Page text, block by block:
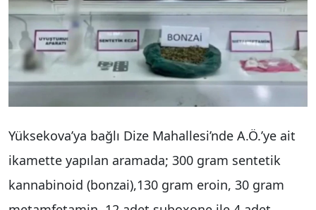
Yüksekova’ya bağlı Dize Mahallesi’nde A.Ö.’ye ait
ikamette yapılan aramada; 300 gram sentetik
kannabinoid (bonzai),130 gram eroin, 30 gram